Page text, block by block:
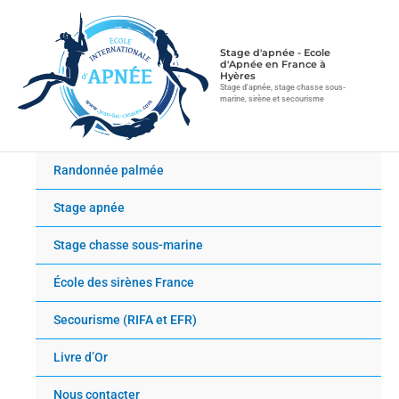
Stage d'apnée - Ecole
d'Apnée en France à
Hyères
Stage d'apnée, stage chasse sous-
marine, sirène et secourisme
Randonnée palmée
Stage apnée
Stage chasse sous-marine
École des sirènes France
Secourisme (RIFA et EFR)
Livre d’Or
Nous contacter